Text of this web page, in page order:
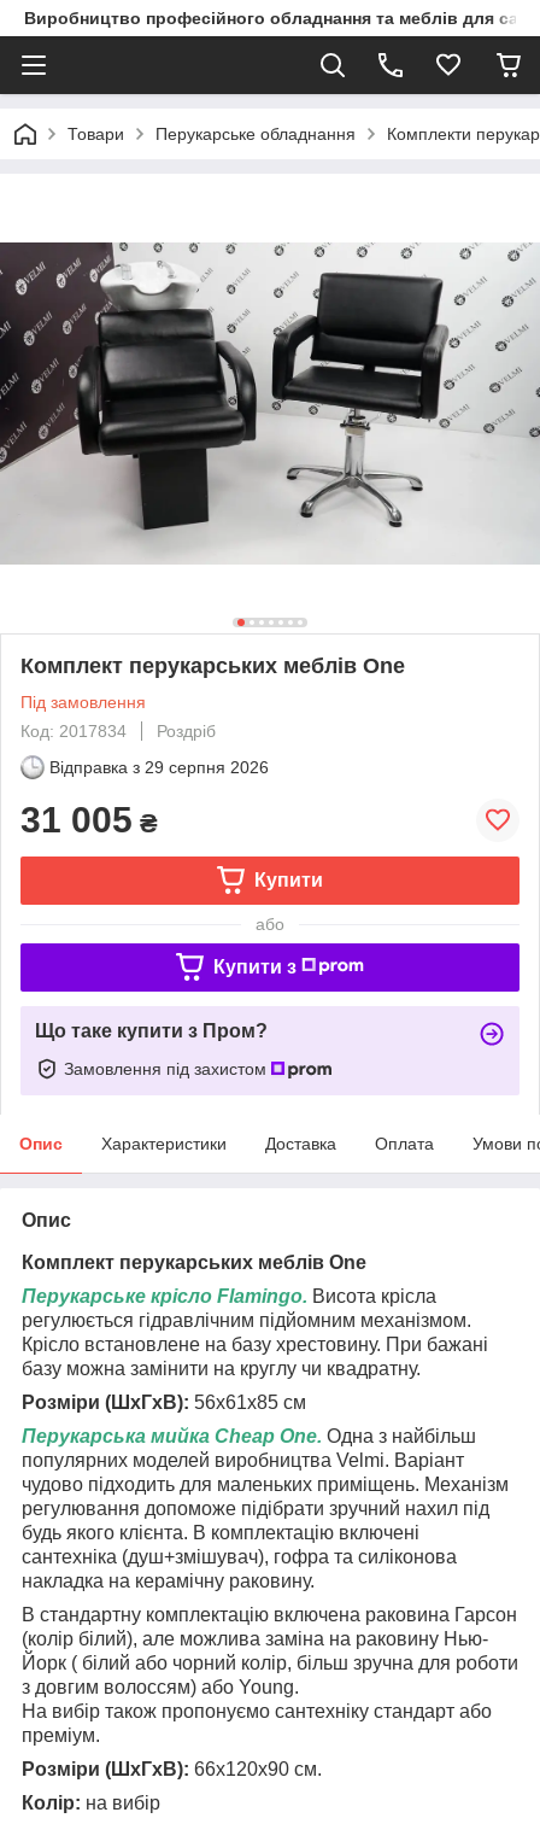
Виробництво професійного обладнання та меблів для
Товари Перукарське обладнання Комплекти
Комплект перукарських меблів One
Під замовлення
Код: 2017834
Роздріб
Відправка з 29 серпня 2026
31 005 ₴
Купити
або
Купити з
Що таке купити з Пром?
Замовлення під захистом
Опис Характеристики Доставка Оплата Умови
Опис
Комплект перукарських меблів One
Перукарське крісло Flamingo. Висота крісла
регулюється гідравлічним підйомним механізмом.
Крісло встановлене на базу хрестовину. При бажані
базу можна замінити на круглу чи квадратну.
Розміри (ШхГхВ): 56х61х85 см
Перукарська мийка Cheap One. Одна з найбільш
популярних моделей виробництва Velmi. Варіант
чудово підходить для маленьких приміщень. Механізм
регулювання допоможе підібрати зручний нахил під
будь якого клієнта. В комплектацію включені
сантехніка (душ+змішувач), гофра та силіконова
накладка на керамічну раковину.
В стандартну комплектацію включена раковина Гарсон
(колір білий), але можлива заміна на раковину Нью-
Йорк ( білий або чорний колір, більш зручна для роботи
з довгим волоссям) або Young.
На вибір також пропонуємо сантехніку стандарт або
преміум.
Розміри (ШхГхВ): 66х120х90 см.
Колір: на вибір